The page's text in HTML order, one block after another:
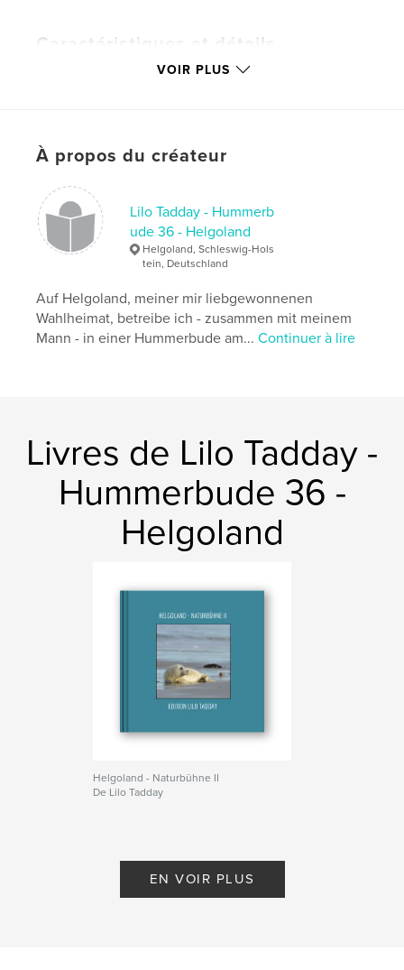
Caractéristiques et détails
Catégorie principale: Nature/Vie sauvage
Format choisi:Petit carré, 18×18 cm
# de pages: 26
ISBN
Couverture souple: 9780368943034
Date de publication:juin 13, 2019
Mots-clés
Tadday , Kegelrobben , Natur , Insel ,
VOIR PLUS
À propos du créateur
Lilo Tadday - Hummerb
ude 36 - Helgoland
Helgoland, Schleswig-Hols
tein, Deutschland
Auf Helgoland, meiner mir liebgewonnenen
Wahlheimat, betreibe ich - zusammen mit meinem
Mann - in einer Hummerbude am...Continuer à lire
Livres de Lilo Tadday -
Hummerbude 36 -
Helgoland
Helgoland - Naturbühne II
De Lilo Tadday
EN VOIR PLUS